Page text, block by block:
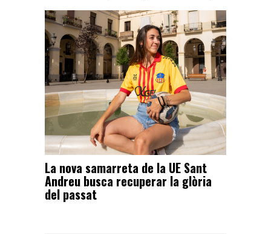
La nova samarreta de la UE Sant
Andreu busca recuperar la glòria
del passat